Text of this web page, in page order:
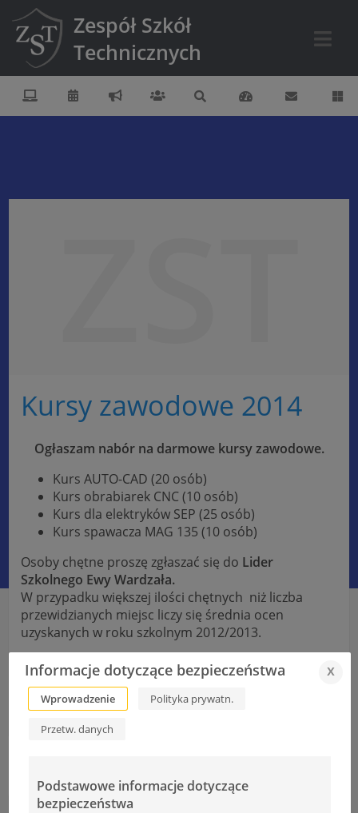
Zespół Szkół
Technicznych
Kursy zawodowe 2014
Ogłaszam nabór na darmowe kursy zawodowe.
Kurs AUTO-CAD (20 osób)
Kurs obrabiarek CNC (10 osób)
Kurs dla elektryków SEP (25 osób)
Kurs spawacza MAG 135 (10 osób)
Osoby chętne proszę zgłaszać się do Lider
Szkolnego Ewy Wardzała.
W przypadku większej ilości chętnych niż liczba
przewidzianych miejsc liczy się średnia ocen
uzyskanych w roku szkolnym 2012/2013.
Koncert mikołajkowy
Informacje dotyczące bezpieczeństwa x
Wprowadzenie Polityka prywatn.
Przetw. danych
Podstawowe informacje dotyczące
bezpieczeństwa